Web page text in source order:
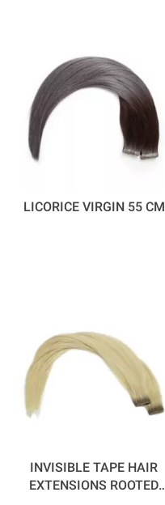
LICORICE VIRGIN 55 CM
INVISIBLE TAPE HAIR
EXTENSIONS ROOTED